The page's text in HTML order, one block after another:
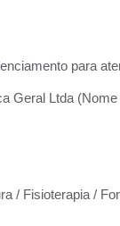
para
Geral Ltda
/ Fisioterapia /